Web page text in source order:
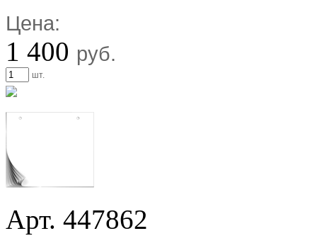
Цена:
1 400 руб.
шт.
Арт. 447862